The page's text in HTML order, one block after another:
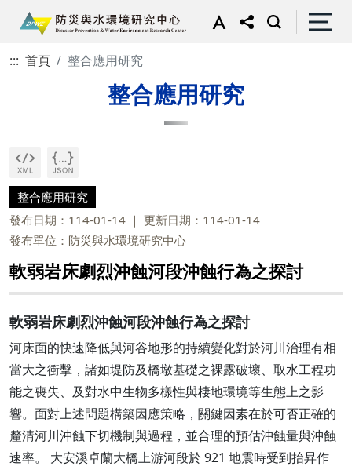
::: 首頁 整合應用研究
整合應用研究
整合應用研究
發布日期：114-01-14
更新日期：114-01-14
發布單位：防災與水環境研究中心
軟弱岩床劇烈沖蝕河段沖蝕行為之探討
軟弱岩床劇烈沖蝕河段沖蝕行為之探討
河床面的快速降低與河谷地形的持續變化對於河川治理有相
當大之衝擊，諸如堤防及橋墩基礎之裸露破壞、取水工程功
能之喪失、及對水中生物多樣性與棲地環境等生態上之影
響。面對上述問題構築因應策略，關鍵因素在於可否正確的
釐清河川沖蝕下切機制與過程，並合理的預估沖蝕量與沖蝕
速率。 大安溪卓蘭大橋上游河段於 921 地震時受到抬昇作